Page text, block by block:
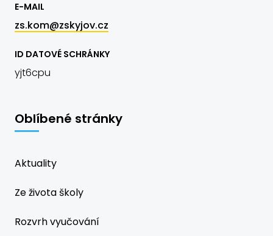
E-MAIL
zs.kom@zskyjov.cz
ID DATOVÉ SCHRÁNKY
yjt6cpu
Oblíbené stránky
Aktuality
Ze života školy
Rozvrh vyučování